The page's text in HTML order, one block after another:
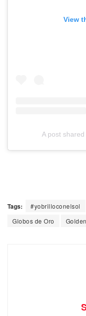
View
A post
Tags: #yobrilloconelsol
Globos de Oro